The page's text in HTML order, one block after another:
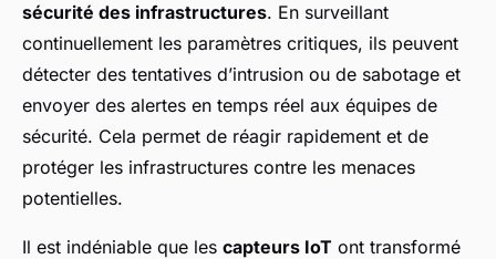
sécurité des infrastructures. En surveillant
continuellement les paramètres critiques, ils peuvent
détecter des tentatives d’intrusion ou de sabotage et
envoyer des alertes en temps réel aux équipes de
sécurité. Cela permet de réagir rapidement et de
protéger les infrastructures contre les menaces
potentielles.
Il est indéniable que les capteurs IoT ont transformé